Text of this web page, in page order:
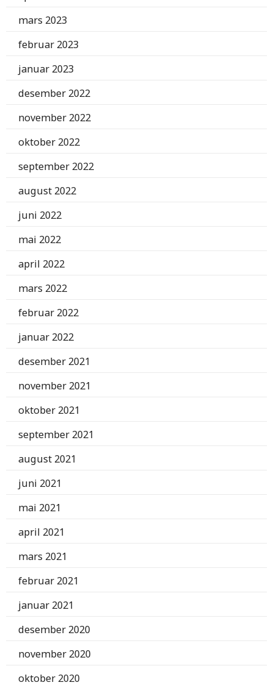
mars 2023
februar 2023
januar 2023
desember 2022
november 2022
oktober 2022
september 2022
august 2022
juni 2022
mai 2022
april 2022
mars 2022
februar 2022
januar 2022
desember 2021
november 2021
oktober 2021
september 2021
august 2021
juni 2021
mai 2021
april 2021
mars 2021
februar 2021
januar 2021
desember 2020
november 2020
oktober 2020